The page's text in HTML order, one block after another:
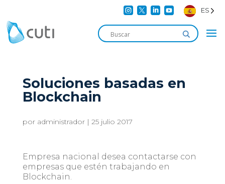
    ES
Soluciones basadas en
Blockchain
por administrador| 25 julio 2017
Empresa nacional desea contactarse con
empresas que estén trabajando en
Blockchain.